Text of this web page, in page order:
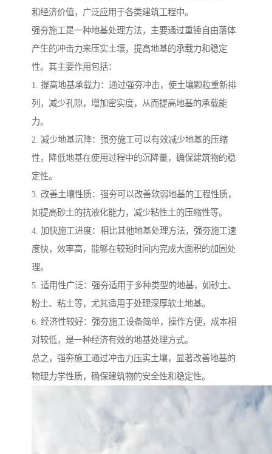
和经济价值，广泛应用于各类建筑工程中。
强夯施工是一种地基处理方法，主要通过重锤自由落体
产生的冲击力来压实土壤，提高地基的承载力和稳定
性。其主要作用包括：
1. 提高地基承载力：通过强夯冲击，使土壤颗粒重新排
列，减少孔隙，增加密实度，从而提高地基的承载能
力。
2. 减少地基沉降：强夯施工可以有效减少地基的压缩
性，降低地基在使用过程中的沉降量，确保建筑物的稳
定性。
3. 改善土壤性质：强夯可以改善软弱地基的工程性质，
如提高砂土的抗液化能力，减少粘性土的压缩性等。
4. 加快施工进度：相比其他地基处理方法，强夯施工速
度快，效率高，能够在较短时间内完成大面积的加固处
理。
5. 适用性广泛：强夯适用于多种类型的地基，如砂土、
粉土、粘土等，尤其适用于处理深厚软土地基。
6. 经济性较好：强夯施工设备简单，操作方便，成本相
对较低，是一种经济有效的地基处理方式。
总之，强夯施工通过冲击力压实土壤，显著改善地基的
物理力学性质，确保建筑物的安全性和稳定性。